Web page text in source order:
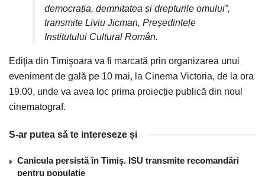
democrația, demnitatea și drepturile omului”,
transmite Liviu Jicman, Președintele
Institutului Cultural Român.
Ediţia din Timişoara va fi marcată prin organizarea unui
eveniment de gală pe 10 mai, la Cinema Victoria, de la ora
19.00, unde va avea loc prima proiecție publică din noul
cinematograf.
S-ar putea să te intereseze și
Canicula persistă în Timiș. ISU transmite recomandări
pentru populație